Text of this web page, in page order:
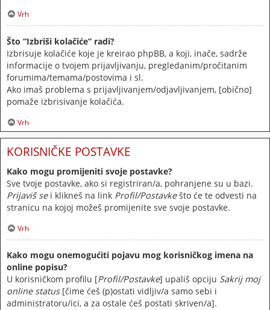
Vrh
Što “Izbriši kolačiće” radi?
Izbrisuje kolačiće koje je kreirao phpBB, a koji, inače, sadrže
informacije o tvojem prijavljivanju, pregledanim/pročitanim
forumima/temama/postovima i sl.
Ako imaš problema s prijavljivanjem/odjavljivanjem, [obično]
pomaže izbrisivanje kolačića.
Vrh
KORISNIČKE POSTAVKE
Kako mogu promijeniti svoje postavke?
Sve tvoje postavke, ako si registriran/a, pohranjene su u bazi.
Prijaviš sei klikneš na link Profil/Postavkešto će te odvesti na
stranicu na kojoj možeš promijenite sve svoje postavke.
Vrh
Kako mogu onemogućiti pojavu mog korisničkog imena na
online popisu?
U korisničkom profilu [Profil/Postavke] upališ opciju Sakrij moj
online status[čime ćeš (p)ostati vidljiv/a samo sebi i
administratoru/ici, a za ostale ćeš postati skriven/a].